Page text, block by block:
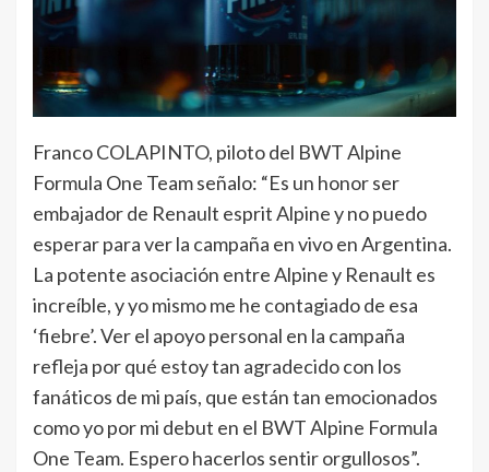
Franco COLAPINTO, piloto del BWT Alpine
Formula One Team señalo: “Es un honor ser
embajador de Renault esprit Alpine y no puedo
esperar para ver la campaña en vivo en Argentina.
La potente asociación entre Alpine y Renault es
increíble, y yo mismo me he contagiado de esa
‘fiebre’. Ver el apoyo personal en la campaña
refleja por qué estoy tan agradecido con los
fanáticos de mi país, que están tan emocionados
como yo por mi debut en el BWT Alpine Formula
One Team. Espero hacerlos sentir orgullosos”.